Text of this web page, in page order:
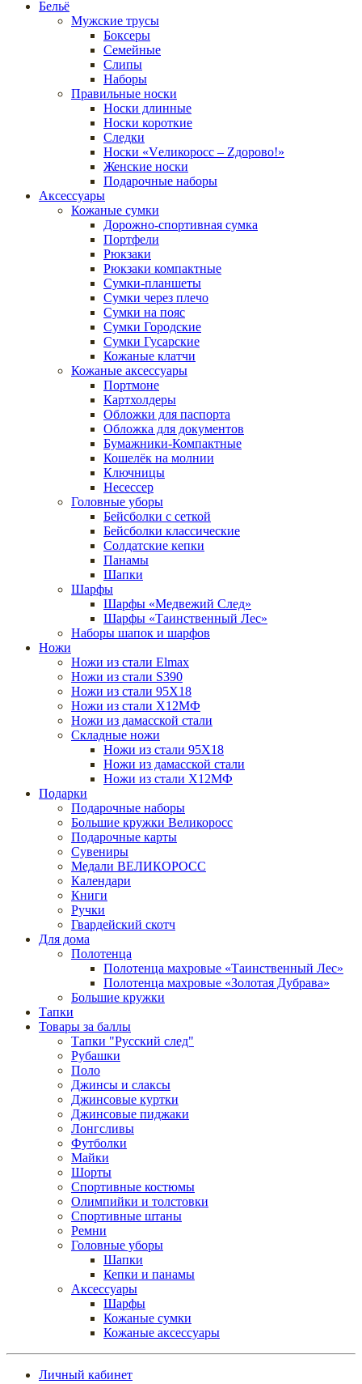
Бельё
Мужские трусы
Боксеры
Семейные
Слипы
Наборы
Правильные носки
Носки длинные
Носки короткие
Следки
Носки «Vеликоросс – Zдорово!»
Женские носки
Подарочные наборы
Аксессуары
Кожаные сумки
Дорожно-спортивная сумка
Портфели
Рюкзаки
Рюкзаки компактные
Сумки-планшеты
Сумки через плечо
Сумки на пояс
Сумки Городские
Сумки Гусарские
Кожаные клатчи
Кожаные аксессуары
Портмоне
Картхолдеры
Обложки для паспорта
Обложка для документов
Бумажники-Компактные
Кошелёк на молнии
Ключницы
Несессер
Головные уборы
Бейсболки с сеткой
Бейсболки классические
Солдатские кепки
Панамы
Шапки
Шарфы
Шарфы «Медвежий След»
Шарфы «Таинственный Лес»
Наборы шапок и шарфов
Ножи
Ножи из стали Elmax
Ножи из стали S390
Ножи из стали 95X18
Ножи из стали Х12МФ
Ножи из дамасской стали
Складные ножи
Ножи из стали 95X18
Ножи из дамасской стали
Ножи из стали Х12МФ
Подарки
Подарочные наборы
Большие кружки Великоросс
Подарочные карты
Сувениры
Медали ВЕЛИКОРОСС
Календари
Книги
Ручки
Гвардейский скотч
Для дома
Полотенца
Полотенца махровые «Таинственный Лес»
Полотенца махровые «Золотая Дубрава»
Большие кружки
Тапки
Товары за баллы
Тапки "Русский след"
Рубашки
Поло
Джинсы и слаксы
Джинсовые куртки
Джинсовые пиджаки
Лонгсливы
Футболки
Майки
Шорты
Спортивные костюмы
Олимпийки и толстовки
Спортивные штаны
Ремни
Головные уборы
Шапки
Кепки и панамы
Аксессуары
Шарфы
Кожаные сумки
Кожаные аксессуары
Личный кабинет